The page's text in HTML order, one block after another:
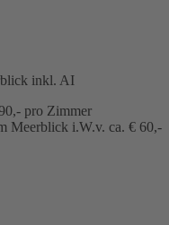
inkl. AI
pro Zimmer
Meerblick i.W.v. ca. € 60,-